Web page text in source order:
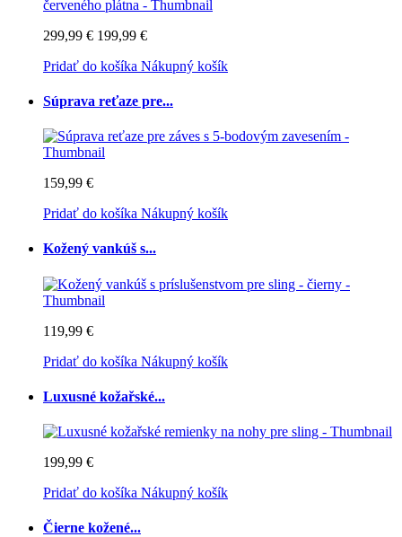
299,99 € 199,99 €
Pridať do košíka Nákupný košík
Súprava reťaze pre...
159,99 €
Pridať do košíka Nákupný košík
Kožený vankúš s...
119,99 €
Pridať do košíka Nákupný košík
Luxusné kožařské...
199,99 €
Pridať do košíka Nákupný košík
Čierne kožené...